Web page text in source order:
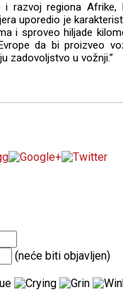
i razvoj regiona Afrike,
uporedio je
i sproveo hiljade
da bi proizveo
zadovoljstvo u vožnji.”
(neće biti objavljen)